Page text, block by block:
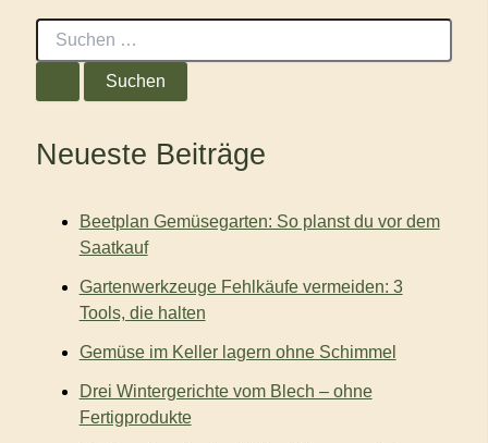
S
Neueste Beiträge
Beetplan Gemüsegarten: So planst du vor dem
Saatkauf
Gartenwerkzeuge Fehlkäufe vermeiden: 3
Tools, die halten
Gemüse im Keller lagern ohne Schimmel
Drei Wintergerichte vom Blech – ohne
Fertigprodukte